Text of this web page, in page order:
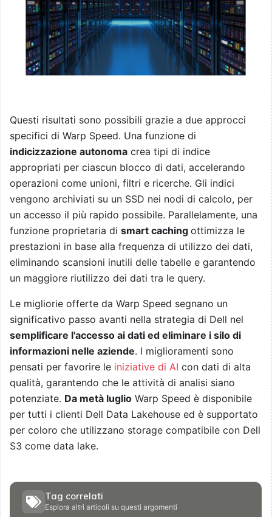
Questi risultati sono possibili grazie a due approcci
specifici di Warp Speed. Una funzione di
indicizzazione autonoma crea tipi di indice
appropriati per ciascun blocco di dati, accelerando
operazioni come unioni, filtri e ricerche. Gli indici
vengono archiviati su un SSD nei nodi di calcolo, per
un accesso il più rapido possibile. Parallelamente, una
funzione proprietaria di smart caching ottimizza le
prestazioni in base alla frequenza di utilizzo dei dati,
eliminando scansioni inutili delle tabelle e garantendo
un maggiore riutilizzo dei dati tra le query.
Le migliorie offerte da Warp Speed segnano un
significativo passo avanti nella strategia di Dell nel
semplificare l'accesso ai dati ed eliminare i silo di
informazioni nelle aziende. I miglioramenti sono
pensati per favorire le iniziative di AI con dati di alta
qualità, garantendo che le attività di analisi siano
potenziate. Da metà luglio Warp Speed è disponibile
per tutti i clienti Dell Data Lakehouse ed è supportato
per coloro che utilizzano storage compatibile con Dell
S3 come data lake.
Tag correlati
Esplora altri articoli su questi argomenti